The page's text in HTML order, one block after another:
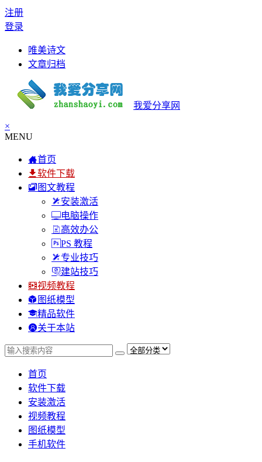
注册
登录
唯美诗文
文章归档
我爱分享网
×
MENU
首页
软件下载
图文教程
安装激活
电脑操作
高效办公
PS 教程
专业技巧
建站技巧
视频教程
图纸模型
精品软件
关于本站
首页
软件下载
安装激活
视频教程
图纸模型
手机软件